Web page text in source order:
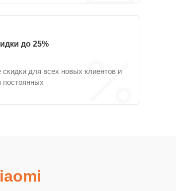
до 25%
для всех новых клиентов и
постоянных